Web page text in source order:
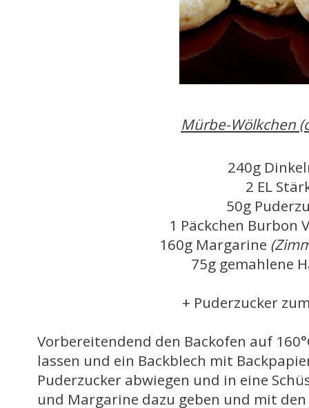
Mürbe-Wölkchen
240g
2 EL
50g
1 Päckchen Burbon
160g Margarine
75g gemahlene
+ Puderzucker
Vorbereitendend den Backofen auf
lassen und ein Backblech mit
Puderzucker abwiegen und in eine
und Margarine dazu geben und mit